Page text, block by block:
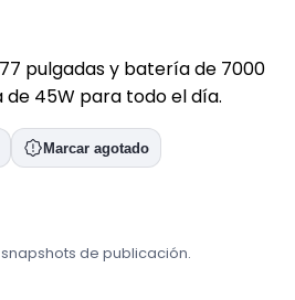
pulgadas y batería de 7000
de 45W para todo el día.
Marcar agotado
de publicación.